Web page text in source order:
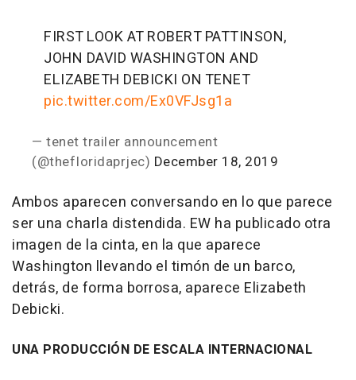
FIRST LOOK AT ROBERT PATTINSON,
JOHN DAVID WASHINGTON AND
ELIZABETH DEBICKI ON TENET
pic.twitter.com/Ex0VFJsg1a
— tenet trailer announcement
(@thefIoridaprjec) December 18, 2019
Ambos aparecen conversando en lo que parece
ser una charla distendida. EW ha publicado otra
imagen de la cinta, en la que aparece
Washington llevando el timón de un barco,
detrás, de forma borrosa, aparece Elizabeth
Debicki.
UNA PRODUCCIÓN DE ESCALA INTERNACIONAL